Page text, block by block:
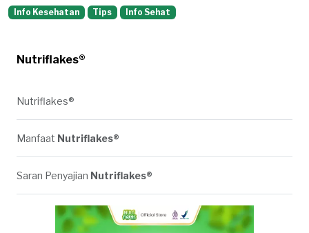
Info Kesehatan Tips Info Sehat
Nutriflakes®
Nutriflakes®
Manfaat Nutriflakes®
Saran Penyajian Nutriflakes®